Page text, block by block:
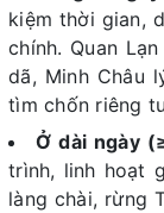
kiệm thời gian,
chính. Quan
dã, Minh Châu
tìm chốn riêng
Ở dài ngày
trình, linh hoạt
làng chài, rừng